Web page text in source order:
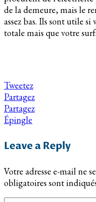
de la demeure, mais le
assez bas. Ils sont utile
totale mais que votre
Tweetez
Partagez
Partagez
Épingle
Leave a Reply
Votre adresse e-mail ne
obligatoires sont